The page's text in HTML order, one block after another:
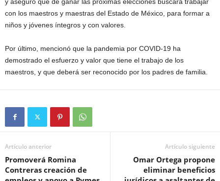
con los maestros y maestras del Estado de México, para formar a
niños y jóvenes íntegros y con valores.
Por último, mencionó que la pandemia por COVID-19 ha
demostrado el esfuerzo y valor que tiene el trabajo de los
maestros, y que deberá ser reconocido por los padres de familia.
Artículo anterior
Promoverá Romina
Contreras creación de
Artículo siguiente
Omar Ortega propone
eliminar beneficios